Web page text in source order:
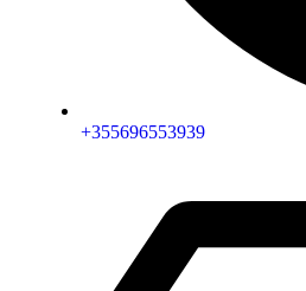
+355696553939